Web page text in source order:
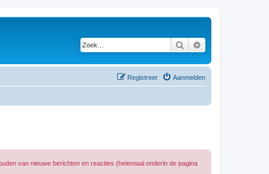
Zoek
Aanmelden
Registreer
van nieuwe berichten en reacties (helemaal onderin de pagina